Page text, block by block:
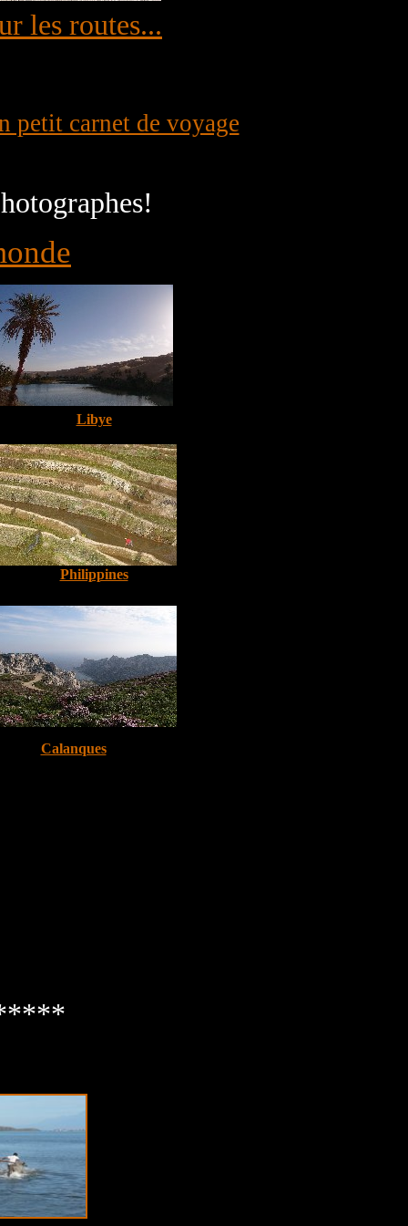
les routes...
petit carnet de voyage
Libye
Philippines
Calanques